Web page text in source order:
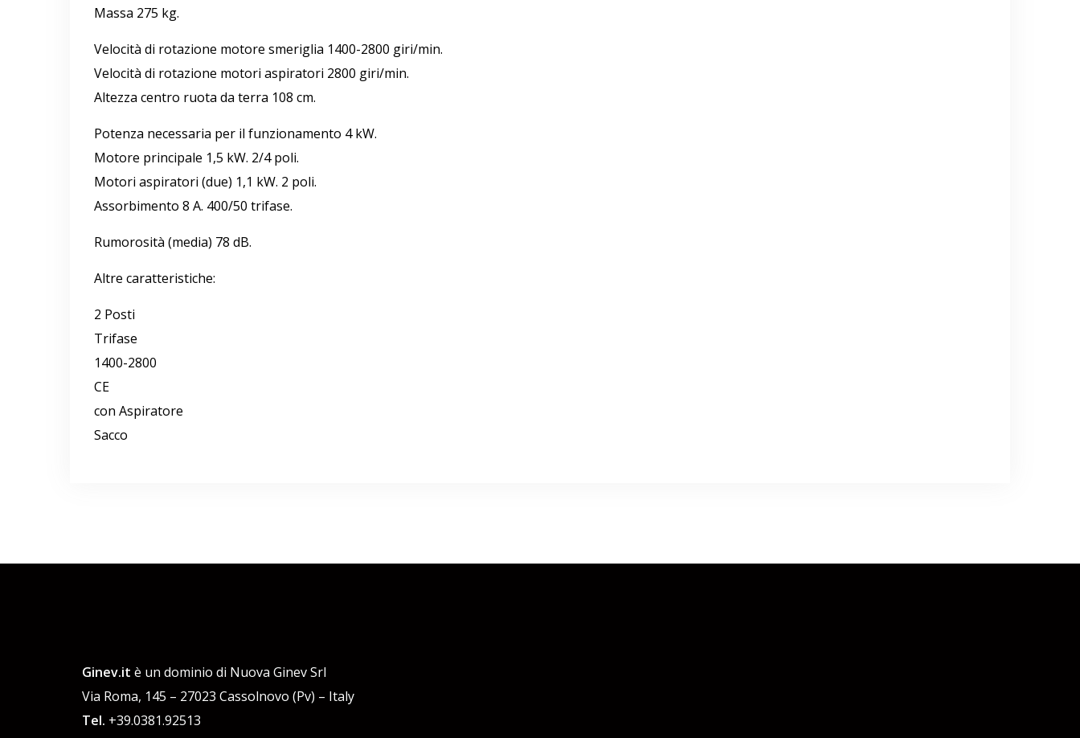
Massa 275 kg.
Velocità di rotazione motore smeriglia 1400-2800 giri/min.
Velocità di rotazione motori aspiratori 2800 giri/min.
Altezza centro ruota da terra 108 cm.
Potenza necessaria per il funzionamento 4 kW.
Motore principale 1,5 kW. 2/4 poli.
Motori aspiratori (due) 1,1 kW. 2 poli.
Assorbimento 8 A. 400/50 trifase.
Rumorosità (media) 78 dB.
Altre caratteristiche:
2 Posti
Trifase
1400-2800
CE
con Aspiratore
Sacco
Ginev.it è un dominio di Nuova Ginev Srl
Via Roma, 145 – 27023 Cassolnovo (Pv) – Italy
Tel. +39.0381.92513